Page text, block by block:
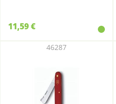
11,59 €
46287